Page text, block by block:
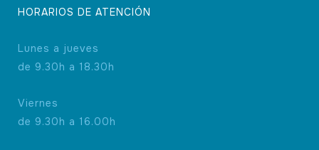
HORARIOS DE ATENCIÓN
Lunes a jueves
de 9.30h a 18.30h
Viernes
de 9.30h a 16.00h